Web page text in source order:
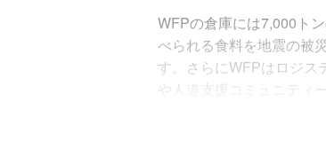
WFPの倉庫には7,000ト
べられる食料を地震の被
す。さらにWFPはロジス
や人道支援コミュニティ
緊急支援を実施していく